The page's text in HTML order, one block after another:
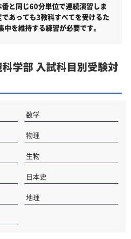
と同じ60分単位で連続演習しま
あっても3教科すべてを受けるた
を維持する練習が必要です。
学部 入試科目別受験対
数学
物理
生物
日本史
地理